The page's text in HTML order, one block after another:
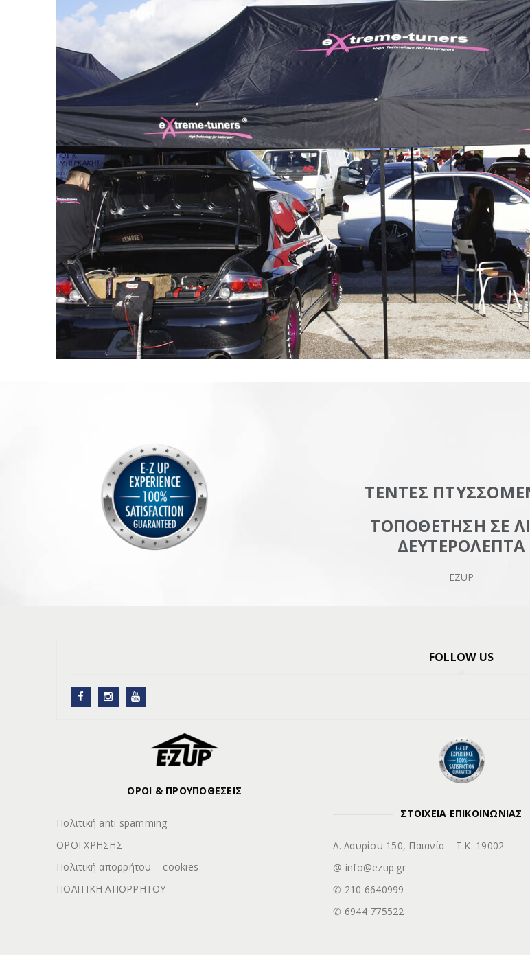
ΤΕΝΤΕΣ
ΤΟΠΟΘΕΤΗΣΗ ΣΕ
ΔΕΥΤΕΡΟΛΕΠΤΑ
EZUP
FOLLOW US
ΟΡΟΙ & ΠΡΟΥΠΟΘΕΣΕΙΣ
Πολιτική anti spamming
ΟΡΟΙ ΧΡΗΣΗΣ
Πολιτική απορρήτου – cookies
ΠΟΛΙΤΙΚΗ ΑΠΟΡΡΗΤΟΥ
ΣΤΟΙΧΕΙΑ ΕΠΙΚΟΙΝΩΝΙΑΣ
Λ. Λαυρίου 150, Παιανία – Τ.Κ: 19002
@ info@ezup.gr
✆ 210 6640999
✆ 6944 775522